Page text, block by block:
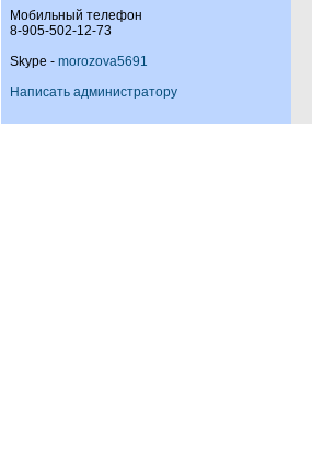
Мобильный телефон
8-905-502-12-73
Skype - morozova5691
Написать администратору